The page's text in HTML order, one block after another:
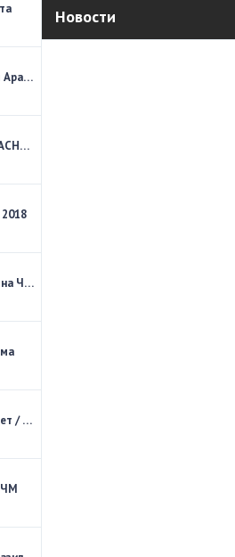
Дневник волонтера. Россия - Саудовская Аравия
MONEYBALL. Лучшие стадионы мира. КРАСНОДАР
ЧТР. Как будет играть Сборная Испании на ЧМ 2018?
5 ПРИЧИН почему Сборная России Выйдет / Не выйдет из группы
ЧМ
Новости